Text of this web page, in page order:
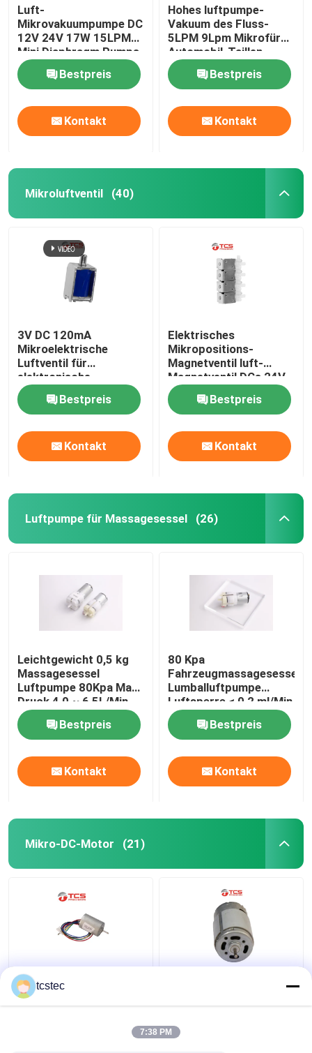
Luft-
Mikrovakuumpumpe DC
12V 24V 17W 15LPM
Mini Diaphragm Pumps
Bestpreis
Kontakt
Hohes luftpumpe-
Vakuum des Fluss-
5LPM 9Lpm Mikrofür
Automobil-Taillen-
Unterstützung
Bestpreis
Kontakt
Mikroluftventil (40)
3V DC 120mA
Mikroelektrische
Luftventil für
elektronische
Blutdruckmessgeräte
Bestpreis
Kontakt
Elektrisches
Mikropositions-
Magnetventil luft-
Magnetventil DCs 24V
3 Weisen-2
Bestpreis
Kontakt
Luftpumpe für Massagesessel (26)
Leichtgewicht 0,5 kg
Massagesessel
Luftpumpe 80Kpa Max
Druck 4,0 ~ 6,5L/Min
Bestpreis
Kontakt
80 Kpa
Fahrzeugmassagesessel
Lumballuftpumpe
Luftsperre < 0,2 ml/Min
Bestpreis
Kontakt
Mikro-DC-Motor (21)
DC-Motor-6600 U/min
elektrischer
schwanzloses
besonders angefertigt
tcstec
7:38 PM